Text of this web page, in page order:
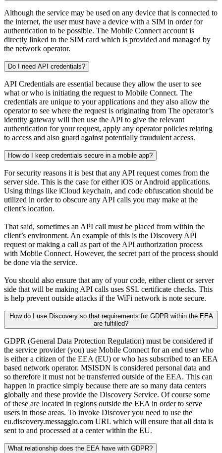
Although the service may be used on any device that is connected to
the internet, the user must have a device with a SIM in order for
authentication to be possible. The Mobile Connect account is
directly linked to the SIM card which is provided and managed by
the network operator.
Do I need API credentials?
API Credentials are essential because they allow the user to see
what or who is initiating the request to Mobile Connect. The
credentials are unique to your applications and they also allow the
operator to see where the request is originating from The operator’s
identity gateway will then use the API to give the relevant
authentication for your request, apply any operator policies relating
to access and also guard against potentially fraudulent access.
How do I keep credentials secure in a mobile app?
For security reasons it is best that any API request comes from the
server side. This is the case for either iOS or Android applications.
Using things like iCloud keychain, and code obfuscation should be
utilized in order to obscure any API calls you may make at the
client’s location.
That said, sometimes an API call must be placed from within the
client’s environment. An example of this is the Discovery API
request or making a call as part of the API authorization process
with Mobile Connect. However, the secret part of the process should
be done via the service.
You should also ensure that any of your code, either client or server
side that will be making API calls uses SSL certificate checks. This
is help prevent outside attacks if the WiFi network is note secure.
How do I use Discovery so that requirements for GDPR within the EEA
are fulfilled?
GDPR (General Data Protection Regulation) must be considered if
the service provider (you) use Mobile Connect for an end user who
is either a citizen of the EEA (EU) or who has subscribed to an EEA
based network operator. MSISDN is considered personal data and
so therefore it must not be transferred outside of the EEA. This can
happen in practice simply because there are so many data centers
globally and these provide the Discovery Service. Of course some
of these are located in regions outside the EEA in order to serve
users in those areas. To invoke Discover you need to use the
eu.discovery.messaggio.com URL which will ensure that all data is
sent to and processed at a center within the EU.
What relationship does the EEA have with GDPR?